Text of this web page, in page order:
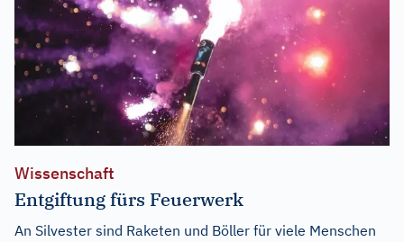
Wissenschaft
Entgiftung fürs Feuerwerk
An Silvester sind Raketen und Böller für viele Menschen